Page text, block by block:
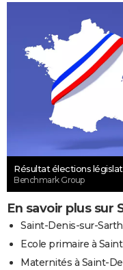
Résultat élections
Benchmark Group
En savoir plus sur
Saint-Denis-sur-
Ecole primaire à
Maternités à Saint-